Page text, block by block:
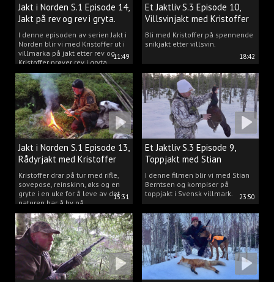
11:49
Jakt i Norden S.1 Episode 14,
Jakt på rev og rev i gryta.
I denne episoden av serien Jakt i
Norden blir vi med Kristoffer ut i
villmarka på jakt etter rev og
Kristoffer prøver rev i gryta.
18:42
Et Jaktliv S.3 Episode 10,
Villsvinjakt med Kristoffer
Bli med Kristoffer på spennende
snikjakt etter villsvin.
15:31
Jakt i Norden S.1 Episode 13,
Rådyrjakt med Kristoffer
Clausen
Kristoffer drar på tur med rifle,
sovepose, reinskinn, øks og en
gryte i en uke for å leve av det
naturen har å by på.
23:50
Et Jaktliv S.3 Episode 9,
Toppjakt med Stian
Berntsen
I denne filmen blir vi med Stian
Berntsen og kompiser på
toppjakt i Svensk villmark.